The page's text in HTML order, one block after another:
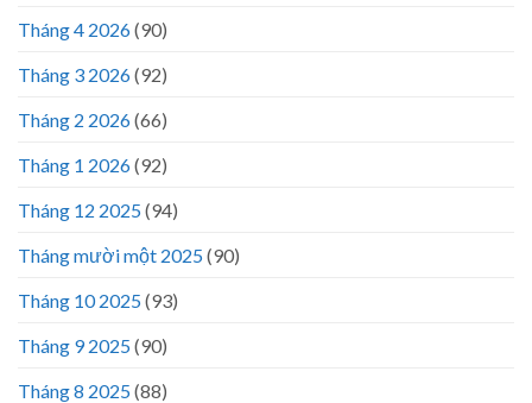
Tháng 4 2026(90)
Tháng 3 2026(92)
Tháng 2 2026(66)
Tháng 1 2026(92)
Tháng 12 2025(94)
Tháng mười một 2025(90)
Tháng 10 2025(93)
Tháng 9 2025(90)
Tháng 8 2025(88)